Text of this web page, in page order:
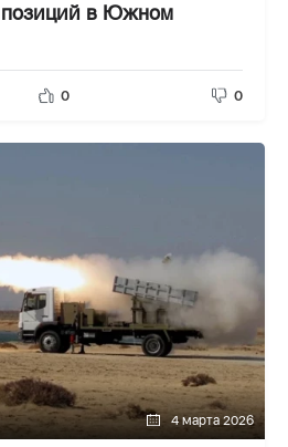
позиций в Южном
0 0
4 марта 2026